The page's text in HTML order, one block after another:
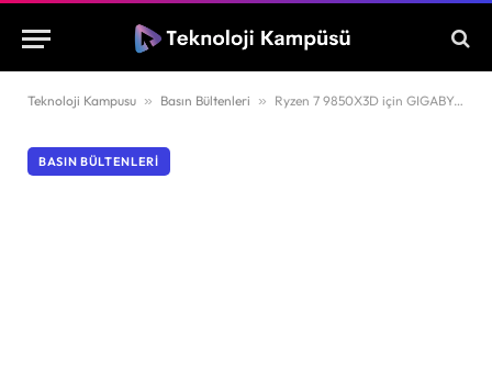
Teknoloji Kampusu » Basın Bültenleri » Ryzen 7 9850X3D için GIGABYTE’tan yeni BIOS hamlesi
BASIN BÜLTENLERI